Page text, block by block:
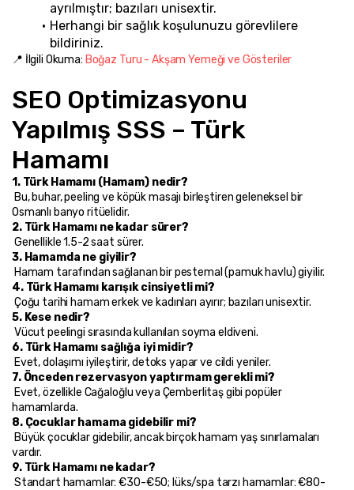
ayrılmıştır; bazıları unisextir.
Herhangi bir sağlık koşulunuzu görevlilere
bildiriniz.
📍 İlgili Okuma: Boğaz Turu - Akşam Yemeği ve Gösteriler
SEO Optimizasyonu
Yapılmış SSS – Türk
Hamamı
1. Türk Hamamı (Hamam) nedir?
Osmanlı banyo ritüelidir.
2. Türk Hamamı ne kadar sürer?
Genellikle 1.5-2 saat sürer.
3. Hamamda ne giyilir?
Hamam tarafından sağlanan bir pestemal (pamuk havlu) giyilir.
4. Türk Hamamı karışık cinsiyetli mi?
Çoğu tarihi hamam erkek ve kadınları ayırır; bazıları unisextir.
5. Kese nedir?
Vücut peelingi sırasında kullanılan soyma eldiveni.
6. Türk Hamamı sağlığa iyi midir?
Evet, dolaşımı iyileştirir, detoks yapar ve cildi yeniler.
7. Önceden rezervasyon yaptırmam gerekli mi?
hamamlarda.
8. Çocuklar hamama gidebilir mi?
vardır.
9. Türk Hamamı ne kadar?